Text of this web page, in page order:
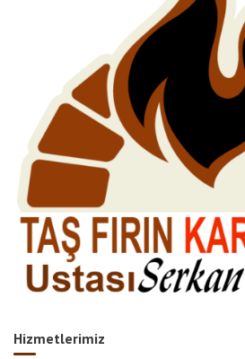
Hizmetlerimiz